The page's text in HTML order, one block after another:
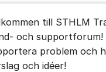
kommentarentill STHLM
och
problem och
och idéer!